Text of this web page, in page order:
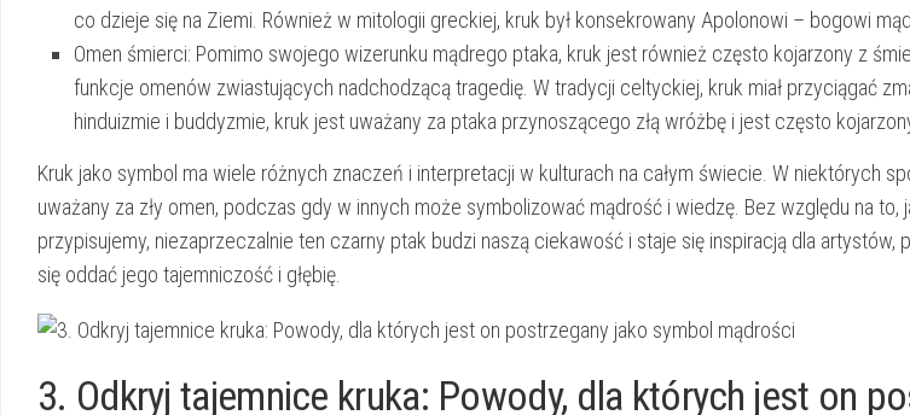
⁤co​ dzieje się na Ziemi. ⁣Również​ w mitologii greckiej, kruk ⁣był konsekrowany Apolonowi – bogowi‍
Omen śmierci: Pomimo swojego‌ wizerunku mądrego ptaka,​ kruk jest również⁤ często‍ kojarzony⁢ z‌
funkcje omenów zwiastujących nadchodzącą tragedię. W tradycji ‌celtyckiej,⁤ kruk miał przyciągać‍
hinduizmie i buddyzmie, kruk jest uważany⁤ za⁤ ptaka przynoszącego‌ złą wróżbę i jest często
Kruk jako⁣ symbol ⁢ma wiele​ różnych znaczeń i interpretacji⁢ w kulturach na ⁤całym ⁢świecie.​ W niektórych⁢
uważany za zły omen, podczas gdy w ⁤innych ‌może symbolizować mądrość ‌i wiedzę. Bez względu na to,
przypisujemy, niezaprzeczalnie ⁣ten ⁢czarny ptak budzi naszą ciekawość‍ i staje‌ się‍ inspiracją dla ⁣artystów,
się oddać ‍jego tajemniczość ‍i głębię.
3. Odkryj tajemnice kruka:‍ Powody,​ dla których⁣ jest on